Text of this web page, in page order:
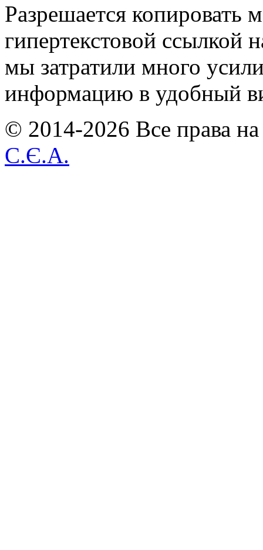
Разрешается копировать
гипертекстовой ссылкой
мы затратили много
информацию в удобный
© 2014-2026 Все права
С.Є.А.